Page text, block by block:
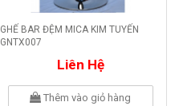
GHẾ BAR ĐỆM MICA KIM TUYẾN
GNTX007
Liên Hệ
Thêm vào giỏ hàng